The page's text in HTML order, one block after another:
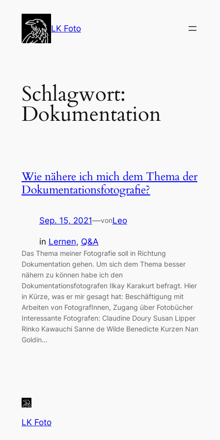
springen
LK Foto
Schlagwort:
Dokumentation
Wie nähere ich mich dem Thema der
Dokumentationsfotografie?
Sep. 15, 2021—vonLeo
in Lernen, Q&A
Das Thema meiner Fotografie soll in Richtung
Dokumentation gehen. Um sich dem Thema besser
nähern zu können habe ich den
Dokumentationsfotografen Ilkay Karakurt befragt. Hier
in Kürze, was er mir gesagt hat: Beschäftigung mit
Arbeiten von FotografInnen, Zugang über Fotobücher
Interessante Fotografen: Claudine Doury Susan Lipper
Rinko Kawauchi Sanne de Wilde Benedicte Kurzen Nan
Goldin…
LK Foto